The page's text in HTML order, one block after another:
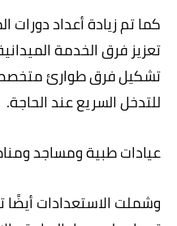
كما تم زيادة أعداد دورات
تعزيز فرق الخدمة
تشكيل فرق طوارئ
للتدخل السريع عند الحاجة.
عيادات طبية ومساجد
وشملت الاستعدادات